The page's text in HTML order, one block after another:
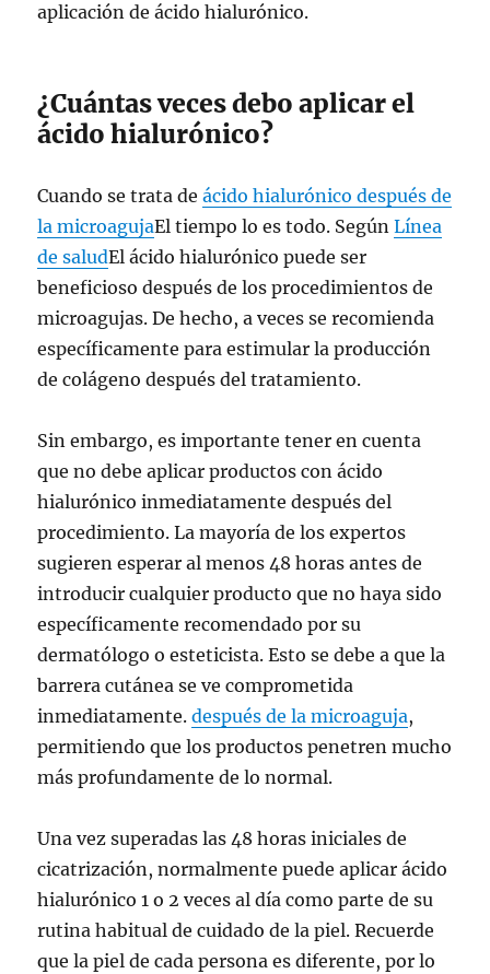
aplicación de ácido hialurónico.
¿Cuántas veces debo aplicar el
ácido hialurónico?
Cuando se trata deácido hialurónico después de
la microagujaEl tiempo lo es todo. SegúnLínea
de saludEl ácido hialurónico puede ser
beneficioso después de los procedimientos de
microagujas. De hecho, a veces se recomienda
específicamente para estimular la producción
de colágeno después del tratamiento.
Sin embargo, es importante tener en cuenta
que no debe aplicar productos con ácido
hialurónico inmediatamente después del
procedimiento. La mayoría de los expertos
sugieren esperar al menos 48 horas antes de
introducir cualquier producto que no haya sido
específicamente recomendado por su
dermatólogo o esteticista. Esto se debe a que la
barrera cutánea se ve comprometida
inmediatamente.después de la microaguja,
permitiendo que los productos penetren mucho
más profundamente de lo normal.
Una vez superadas las 48 horas iniciales de
cicatrización, normalmente puede aplicar ácido
hialurónico 1 o 2 veces al día como parte de su
rutina habitual de cuidado de la piel. Recuerde
que la piel de cada persona es diferente, por lo